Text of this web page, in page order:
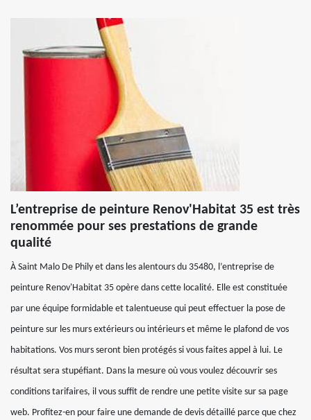
L’entreprise de peinture Renov'Habitat 35 est très
renommée pour ses prestations de grande
qualité
À Saint Malo De Phily et dans les alentours du 35480, l’entreprise de
peinture Renov'Habitat 35 opère dans cette localité. Elle est constituée
par une équipe formidable et talentueuse qui peut effectuer la pose de
peinture sur les murs extérieurs ou intérieurs et même le plafond de vos
habitations. Vos murs seront bien protégés si vous faites appel à lui. Le
résultat sera stupéfiant. Dans la mesure où vous voulez découvrir ses
conditions tarifaires, il vous suffit de rendre une petite visite sur sa page
web. Profitez-en pour faire une demande de devis détaillé parce que chez